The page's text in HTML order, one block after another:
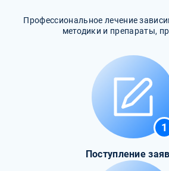
Профессиональное лечение
методики и препараты,
1
Поступление